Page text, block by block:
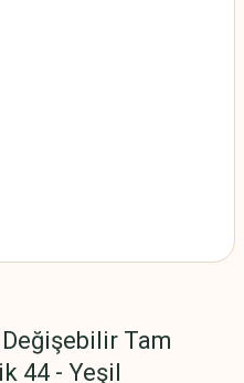
Tam
44 - Yeşil